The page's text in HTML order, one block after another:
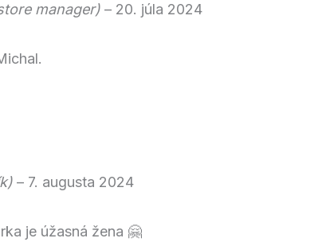
manager) – 20. júla 2024
– 7. augusta 2024
je úžasná žena 🤗